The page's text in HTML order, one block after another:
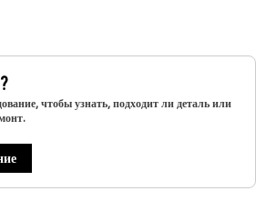
чтобы узнать, подходит ли деталь или